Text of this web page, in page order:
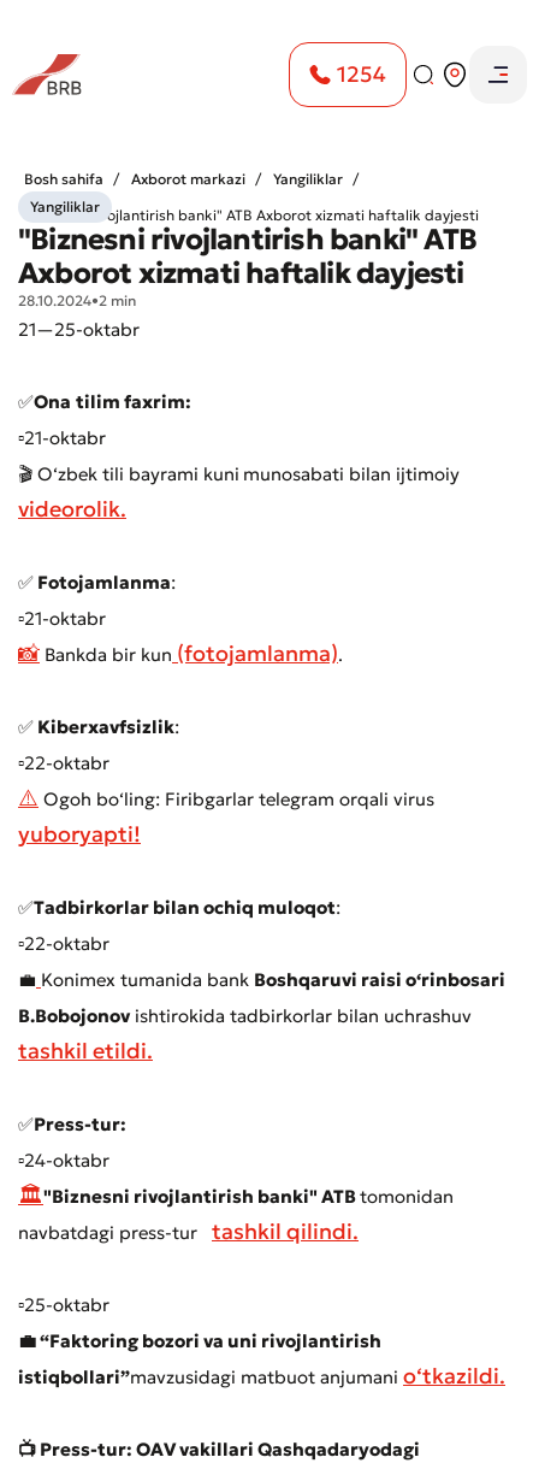
1254
Bosh sahifa Axborot markazi
Yangiliklar
"Biznesni rivojlantirish banki" ATB Axborot xizmati haftalik dayjesti
Yangiliklar
"Biznesni rivojlantirish banki" ATB
Axborot xizmati haftalik dayjesti
28.10.2024•2 min
21—25-oktabr
✅Ona tilim faxrim:
▫️21-oktabr
🎬 O‘zbek tili bayrami kuni munosabati bilan ijtimoiy
videorolik.
✅ Fotojamlanma:
▫️21-oktabr
📸 Bankda bir kun (fotojamlanma).
✅ Kiberxavfsizlik:
▫️22-oktabr
⚠️ Ogoh bo‘ling: Firibgarlar telegram orqali virus
yuboryapti!
✅Tadbirkorlar bilan ochiq muloqot:
▫️22-oktabr
💼 Konimex tumanida bank Boshqaruvi raisi o‘rinbosari
B.Bobojonovishtirokida tadbirkorlar bilan uchrashuv
tashkil etildi.
✅Press-tur:
▫️24-oktabr
🏛"Biznesni rivojlantirish banki" ATBtomonidan
navbatdagi press-tur tashkil qilindi.
▫️25-oktabr
💼 “Faktoring bozori va uni rivojlantirish
istiqbollari”mavzusidagi matbuot anjumani o‘tkazildi.
📺 Press-tur: OAV vakillari Qashqadaryodagi